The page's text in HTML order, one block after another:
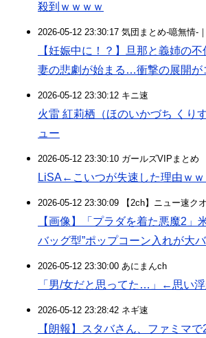
殺到ｗｗｗｗ
2026-05-12 23:30:17 気団まとめ-噫無情-
【妊娠中に！？】旦那と義姉の不
妻の悲劇が始まる…衝撃の展開が
2026-05-12 23:30:12 キニ速
火雷 紅莉栖（ほのいかづち くり
ュー
2026-05-12 23:30:10 ガールズVIPまとめ
LiSA←こいつが失速した理由ｗｗ
2026-05-12 23:30:09 【2ch】ニュー速ク
【画像】「プラダを着た悪魔2」
バッグ型”ポップコーン入れが大
2026-05-12 23:30:00 あにまんch
「男/女だと思ってた…」←思い
2026-05-12 23:28:42 ネギ速
【朗報】スタバさん、ファミマ